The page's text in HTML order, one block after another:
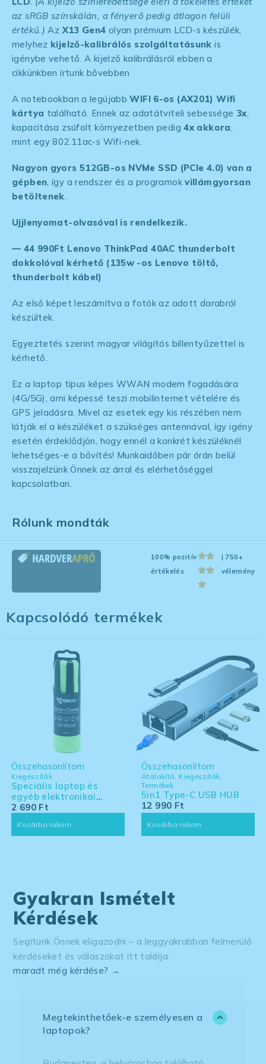
az sRGB színskálán, a fényerő pedig átlagon felüli
értékű.)Az X13 Gen4 olyan prémium LCD-s készülék,
melyhez kijelző-kalibrálós szolgáltatásunk is
igénybe vehető. A kijelző kalibrálásról ebben a
cikkünkben írtunk bővebben
A notebookban a legújabbWIFI 6-os (AX201) Wifi
kártya található. Ennek az adatátviteli sebessége 3x,
kapacitása zsúfolt környezetben pedig4x akkora,
mint egy 802.11ac-s Wifi-nek.
Nagyon gyors 512GB-os NVMe SSD (PCIe 4.0) van a
gépben, így a rendszer és a programokvillámgyorsan
betöltenek.
Ujjlenyomat-olvasóval is rendelkezik.
— 44 990Ft Lenovo ThinkPad 40AC thunderbolt
dokkolóval kérhető (135w -os Lenovo töltő,
thunderbolt kábel)
Az első képet leszámítva a fotók az adott darabról
készültek.
Egyeztetés szerint magyar világítós billentyűzettel is
kérhető.
Ez a laptop típus képes WWAN modem fogadására
(4G/5G), ami képessé teszi mobilinternet vételére és
GPS jeladásra. Mivel az esetek egy kis részében nem
látják el a készüléket a szükséges antennával, így igény
esetén érdeklődjön, hogy ennél a konkrét készüléknél
lehetséges-e a bővítés! Munkaidőben pár órán belül
visszajelzünk Önnek az árral és elérhetőséggel
kapcsolatban.
Rólunk mondták
100% pozitív
értékelés
| 750+
vélemény
Kapcsolódó termékek
Kiegészítők
Speciális laptop és
egyéb elektronikai
eszköz tisztító készlet -
Összehasonlítom
2 690 Ft
Kosárba rakom
Átalakító Kiegészítők
Termékek
5in1 Type-C USB HUB
Összehasonlítom
12 990 Ft
Kosárba rakom
Gyakran Ismételt
Kérdések
Segítünk Önnek eligazodni – a leggyakrabban felmerülő
kérdéseket és válaszokat itt találja.
maradt még kérdése? →
Megtekinthetőek-e személyesen a
laptopok?